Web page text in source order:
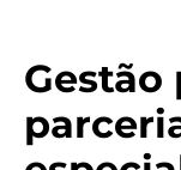
Gestão